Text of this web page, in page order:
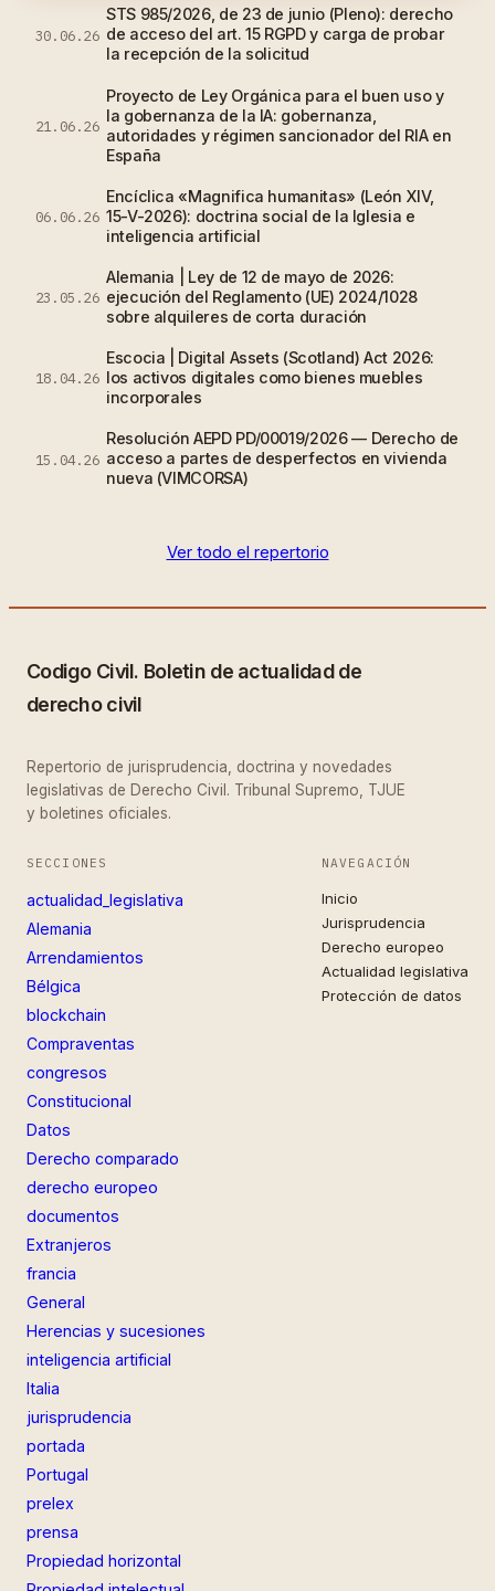
30.06.26
STS 985/2026, de 23 de junio (Pleno): derecho
de acceso del art. 15 RGPD y carga de probar
la recepción de la solicitud
21.06.26
Proyecto de Ley Orgánica para el buen uso y
la gobernanza de la IA: gobernanza,
autoridades y régimen sancionador del RIA en
España
06.06.26
Encíclica «Magnifica humanitas» (León XIV,
15-V-2026): doctrina social de la Iglesia e
inteligencia artificial
23.05.26
Alemania | Ley de 12 de mayo de 2026:
ejecución del Reglamento (UE) 2024/1028
sobre alquileres de corta duración
18.04.26
Escocia | Digital Assets (Scotland) Act 2026:
los activos digitales como bienes muebles
incorporales
15.04.26
Resolución AEPD PD/00019/2026 — Derecho de
acceso a partes de desperfectos en vivienda
nueva (VIMCORSA)
Ver todo el repertorio
Codigo Civil. Boletin de actualidad de
derecho civil
Repertorio de jurisprudencia, doctrina y novedades
legislativas de Derecho Civil. Tribunal Supremo, TJUE
y boletines oficiales.
SECCIONES
actualidad_legislativa
Alemania
Arrendamientos
Bélgica
blockchain
Compraventas
congresos
Constitucional
Datos
Derecho comparado
derecho europeo
documentos
Extranjeros
francia
General
Herencias y sucesiones
inteligencia artificial
Italia
jurisprudencia
portada
Portugal
prelex
prensa
Propiedad horizontal
NAVEGACIÓN
Inicio
Jurisprudencia
Derecho europeo
Actualidad legislativa
Protección de datos